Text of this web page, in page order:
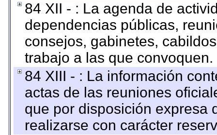
84 XII - : La agenda de
dependencias públicas,
consejos, gabinetes,
trabajo a las que convoquen.
84 XIII - : La información
actas de las reuniones
que por disposición expresa
realizarse con carácter